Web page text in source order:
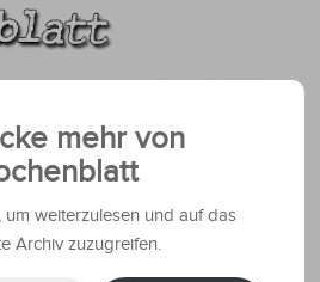
mehr von
um weiterzulesen und auf das
Archiv zuzugreifen.